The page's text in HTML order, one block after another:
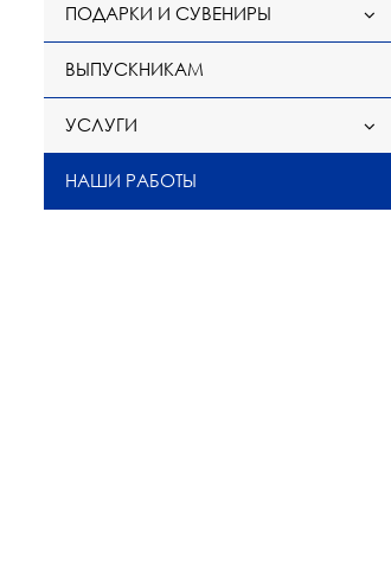
ПОДАРКИ И СУВЕНИРЫ
ВЫПУСКНИКАМ
УСЛУГИ
НАШИ РАБОТЫ